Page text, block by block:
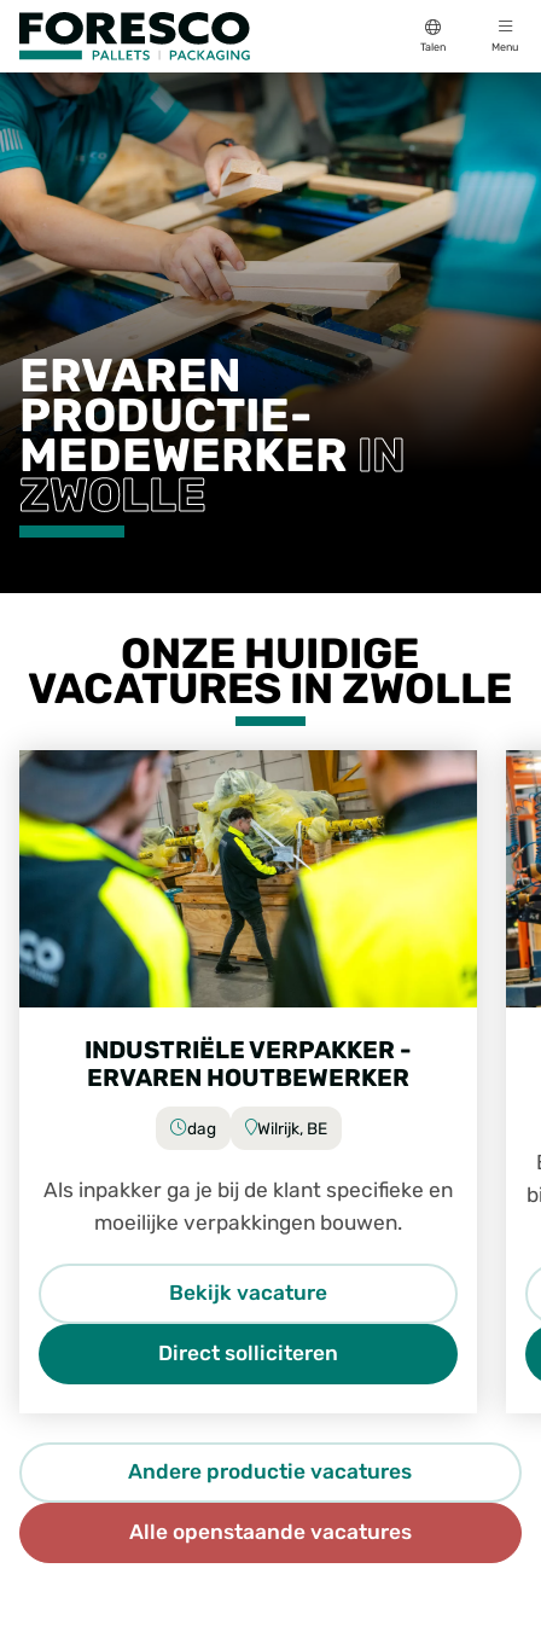
Talen Menu
ERVAREN
PRODUCTIE­
MEDEWERKER IN
ZWOLLE
ONZE HUIDIGE
VACATURES IN ZWOLLE
INDUSTRIËLE VERPAKKER -
ERVAREN HOUTBEWERKER
dag Wilrijk, BE
Als inpakker ga je bij de klant specifieke en
moeilijke verpakkingen bouwen.
Bekijk vacature
Direct solliciteren
Andere productie vacatures
Alle openstaande vacatures